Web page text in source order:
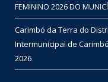
FEMININO 2026 DO
Carimbó da Terra do
Intermunicipal de
2026